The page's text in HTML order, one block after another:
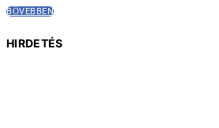
BŐVEBBEN
HIRDETÉS